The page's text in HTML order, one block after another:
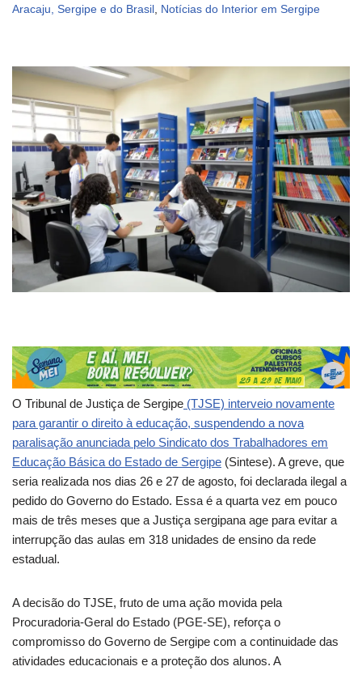
Aracaju, Sergipe e do Brasil , Notícias do Interior em Sergipe
O Tribunal de Justiça de Sergipe (TJSE) interveio novamente
para garantir o direito à educação, suspendendo a nova
paralisação anunciada pelo Sindicato dos Trabalhadores em
Educação Básica do Estado de Sergipe (Sintese). A greve, que
seria realizada nos dias 26 e 27 de agosto, foi declarada ilegal a
pedido do Governo do Estado. Essa é a quarta vez em pouco
mais de três meses que a Justiça sergipana age para evitar a
interrupção das aulas em 318 unidades de ensino da rede
estadual.
A decisão do TJSE, fruto de uma ação movida pela
Procuradoria-Geral do Estado (PGE-SE), reforça o
compromisso do Governo de Sergipe com a continuidade das
atividades educacionais e a proteção dos alunos. A